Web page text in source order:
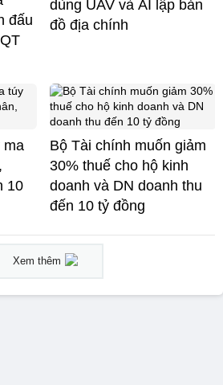
đấu
dùng UAV và AI lập bản
đồ địa chính
ma
10
Bộ Tài chính muốn giảm
30% thuế cho hộ kinh
doanh và DN doanh thu
đến 10 tỷ đồng
Xem thêm